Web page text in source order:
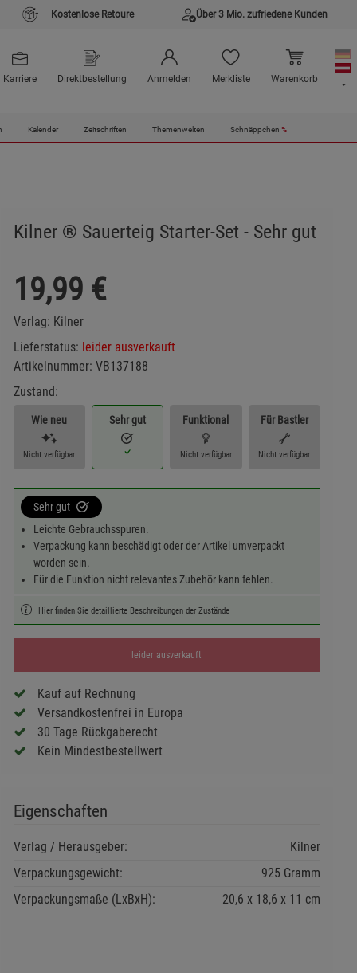
Kostenlose Retoure Über 3 Mio. zufriedene Kunden
Karriere Direktbestellung Anmelden Merkliste Warenkorb
Kalender Zeitschriften Themenwelten Schnäppchen %
Kilner ® Sauerteig Starter-Set - Sehr gut
19,99 €
Verlag: Kilner
Lieferstatus: leider ausverkauft
Artikelnummer: VB137188
Zustand:
Wie neu
Nicht verfügbar
Sehr gut Funktional
Nicht verfügbar
Für Bastler
Nicht verfügbar
Sehr gut
Leichte Gebrauchsspuren.
Verpackung kann beschädigt oder der Artikel umverpackt
worden sein.
Für die Funktion nicht relevantes Zubehör kann fehlen.
Hier finden Sie detaillierte Beschreibungen der Zustände
leider ausverkauft
Kauf auf Rechnung
Versandkostenfrei in Europa
30 Tage Rückgaberecht
Kein Mindestbestellwert
Eigenschaften
Verlag / Herausgeber:
Kilner
Verpackungsgewicht:
925 Gramm
Verpackungsmaße (LxBxH):
20,6 18,6 11 cm